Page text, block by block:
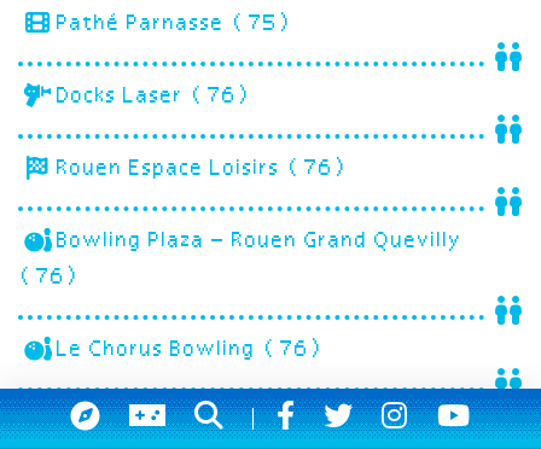
Pathé Parnasse (75)
Docks Laser (76)
Rouen Espace Loisirs (76)
Bowling Plaza – Rouen Grand Quevilly
(76)
Le Chorus Bowling (76)
Bowling de Dieppe (76)